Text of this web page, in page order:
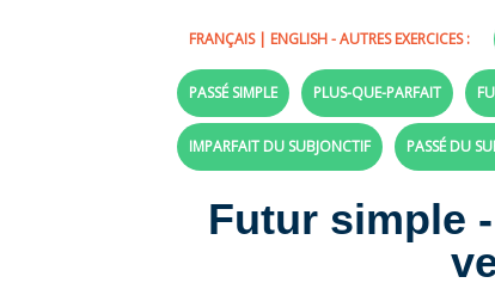
FRANÇAIS| ENGLISH- AUTRES EXERCICES :
PASSÉ SIMPLE PLUS-QUE-PARFAIT
IMPARFAIT DU SUBJONCTIF PASSÉ DU
Futur simple